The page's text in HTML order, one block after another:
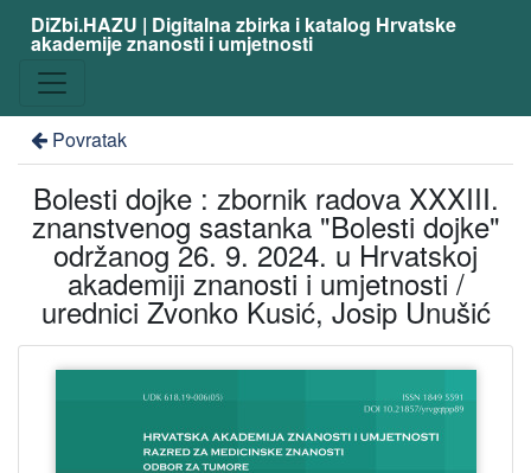
DiZbi.HAZU | Digitalna zbirka i katalog Hrvatske
akademije znanosti i umjetnosti
Povratak
Bolesti dojke : zbornik radova XXXIII.
znanstvenog sastanka "Bolesti dojke"
održanog 26. 9. 2024. u Hrvatskoj
akademiji znanosti i umjetnosti /
urednici Zvonko Kusić, Josip Unušić